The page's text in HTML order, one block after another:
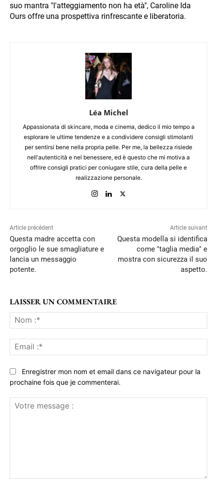
suo mantra "l'atteggiamento non ha età", Caroline Ida
Ours offre una prospettiva rinfrescante e liberatoria.
Léa Michel
Appassionata di skincare, moda e cinema, dedico il mio tempo a
esplorare le ultime tendenze e a condividere consigli stimolanti
per sentirsi bene nella propria pelle. Per me, la bellezza risiede
nell'autenticità e nel benessere, ed è questo che mi motiva a
offrire consigli pratici per coniugare stile, cura della pelle e
realizzazione personale.
Article précédent
Questa madre accetta con
orgoglio le sue smagliature e
lancia un messaggio
potente.
Article suivant
Questa modella si identifica
come "taglia media" e
mostra con sicurezza il suo
aspetto.
LAISSER UN COMMENTAIRE
:*
:*
Enregistrer mon nom et email dans ce navigateur pour la
prochaine fois que je commenterai.